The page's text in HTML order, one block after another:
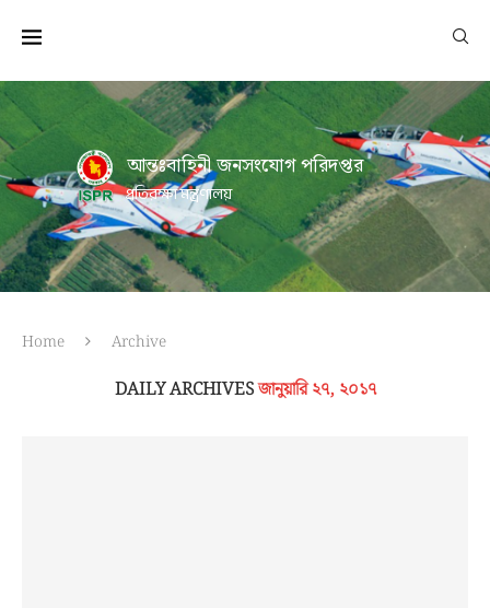
আন্তঃবাহিনী জনসংযোগ পরিদপ্তর
প্রতিরক্ষা মন্ত্রণালয়
Home Archive
DAILY ARCHIVESজানুয়ারি ২৭, ২০১৭